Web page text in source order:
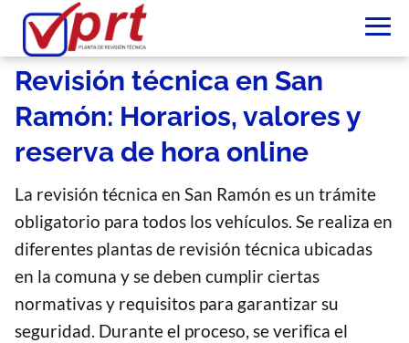
Revisión técnica en San
Ramón: Horarios, valores y
reserva de hora online
La revisión técnica en San Ramón es un trámite
obligatorio para todos los vehículos. Se realiza en
diferentes plantas de revisión técnica ubicadas
en la comuna y se deben cumplir ciertas
normativas y requisitos para garantizar su
seguridad. Durante el proceso, se verifica el